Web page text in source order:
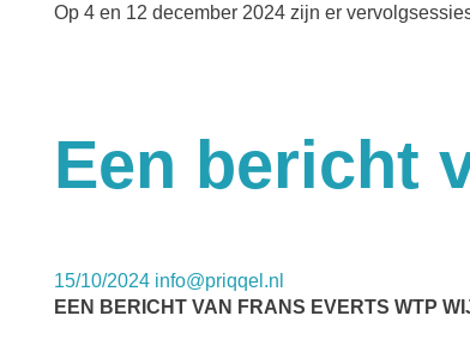
Op 4 en 12 december 2024 zijn er
Een bericht
15/10/2024 info@priqqel.nl
EEN BERICHT VAN FRANS EVERTS WTP